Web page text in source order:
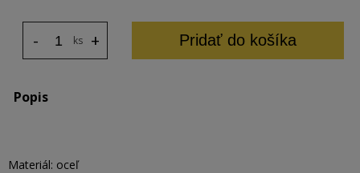
ks +
- Pridať do košíka
Popis
Materiál: oceľ